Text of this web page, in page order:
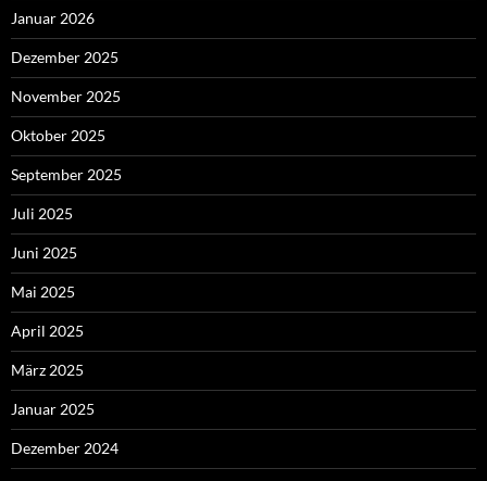
Januar 2026
Dezember 2025
November 2025
Oktober 2025
September 2025
Juli 2025
Juni 2025
Mai 2025
April 2025
März 2025
Januar 2025
Dezember 2024